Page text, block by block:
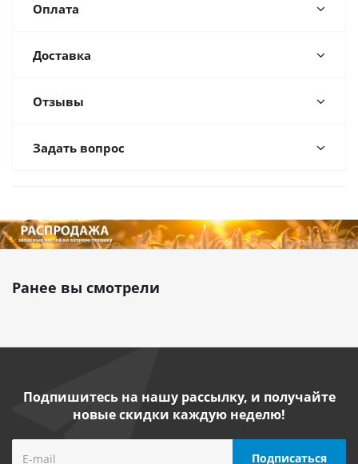
Оплата
Доставка
Отзывы
Задать вопрос
Ранее вы смотрели
Подпишитесь на нашу рассылку, и получайте
новые скидки каждую неделю!